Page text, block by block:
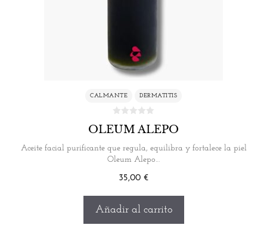
CALMANTE DERMATITIS
OLEUM ALEPO
Aceite facial purificante que regula, equilibra y fortalece la piel
Oleum Alepo…
35,00 €
Añadir al carrito